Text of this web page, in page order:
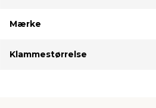
Mærke
Klammestørrelse